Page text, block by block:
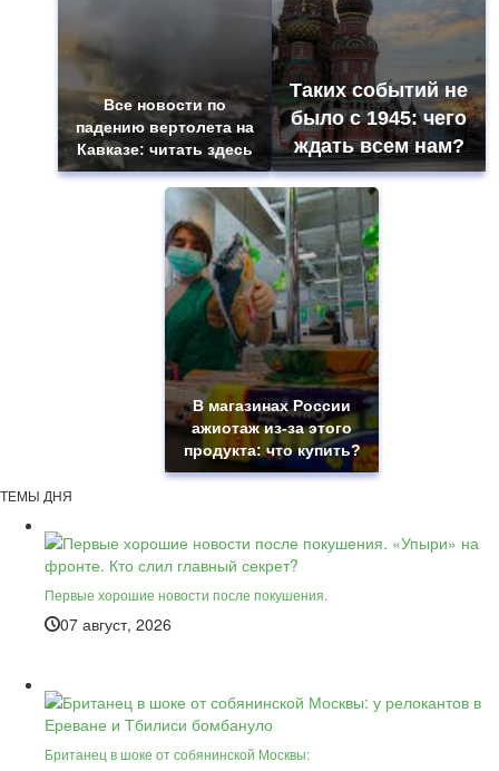
Все новости по
падению вертолета на
Кавказе: читать здесь
Таких событий не
было с 1945: чего
ждать всем нам?
В магазинах России
ажиотаж из-за этого
продукта: что купить?
ТЕМЫ ДНЯ
Первые хорошие новости после покушения.
07 август, 2026
Британец в шоке от собянинской Москвы: